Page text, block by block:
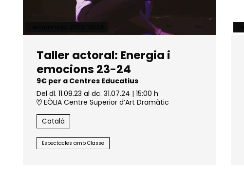
Taller actoral: Energia i
emocions 23-24
9€ per a Centres Educatius
Del dl. 11.09.23 al dc. 31.07.24 | 15:00 h
EÒLIA Centre Superior d’Art Dramàtic
Català
Espectacles amb Classe